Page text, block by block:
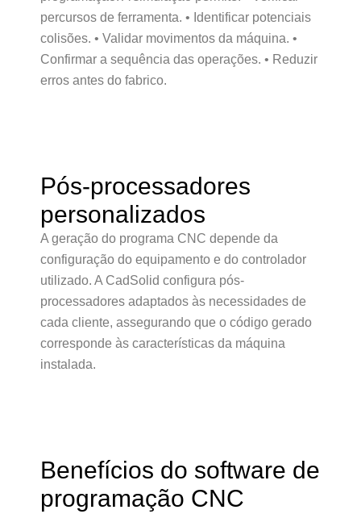
percursos de ferramenta. • Identificar potenciais
colisões. • Validar movimentos da máquina. •
Confirmar a sequência das operações. • Reduzir
erros antes do fabrico.
Pós-processadores
personalizados
A geração do programa CNC depende da
configuração do equipamento e do controlador
utilizado. A CadSolid configura pós-
processadores adaptados às necessidades de
cada cliente, assegurando que o código gerado
corresponde às características da máquina
instalada.
Benefícios do software de
programação CNC